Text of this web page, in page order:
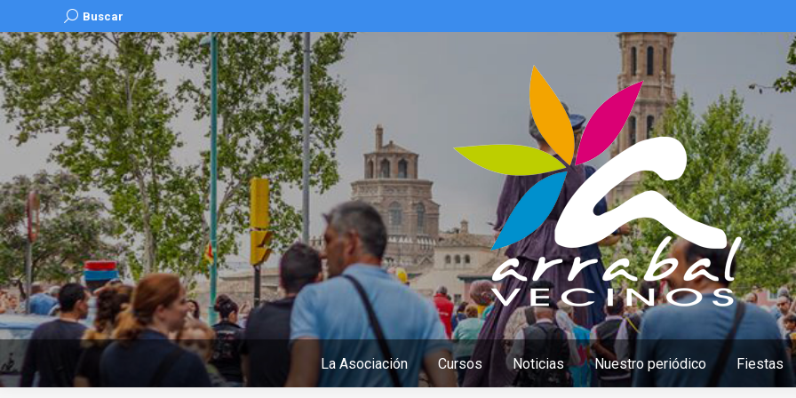
Buscar:
Buscar
La Asociación Cursos Noticias Nuestro periódico Fiestas